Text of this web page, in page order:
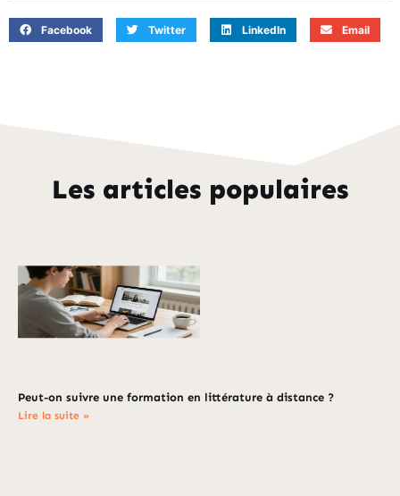
Facebook Twitter LinkedIn Email
Les articles populaires
Peut-on suivre une formation en littérature à distance ?
Lire la suite »